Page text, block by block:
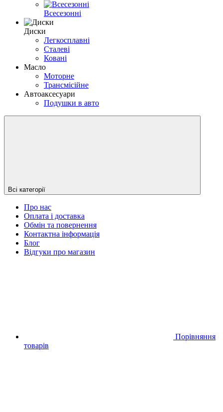
Всесезонні
Диски
Легкосплавні
Сталеві
Ковані
Масло
Моторне
Трансмісійне
Автоаксесуари
Подушки в авто
Всі категорії
Про нас
Оплата і доставка
Обмін та повернення
Контактна інформація
Блог
Відгуки про магазин
Порівняння
товарів